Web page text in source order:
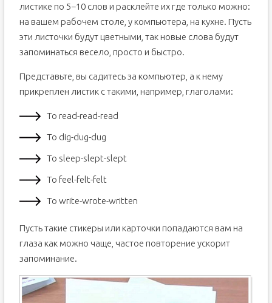
листике по 5−10 слов и расклейте их где только можно:
на вашем рабочем столе, у компьютера, на кухне. Пусть
эти листочки будут цветными, так новые слова будут
запоминаться весело, просто и быстро.
Представьте, вы садитесь за компьютер, а к нему
прикреплен листик с такими, например, глаголами:
To read-read-read
To dig-dug-dug
To sleep-slept-slept
To feel-felt-felt
To write-wrote-written
Пусть такие стикеры или карточки попадаются вам на
глаза как можно чаще, частое повторение ускорит
запоминание.